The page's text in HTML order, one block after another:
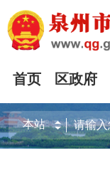
首页 区政府